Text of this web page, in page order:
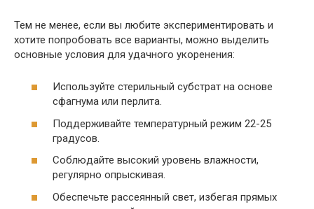
Тем не менее, если вы любите экспериментировать и
хотите попробовать все варианты, можно выделить
основные условия для удачного укоренения:
Используйте стерильный субстрат на основе
сфагнума или перлита.
Поддерживайте температурный режим 22-25
градусов.
Соблюдайте высокий уровень влажности,
регулярно опрыскивая.
Обеспечьте рассеянный свет, избегая прямых